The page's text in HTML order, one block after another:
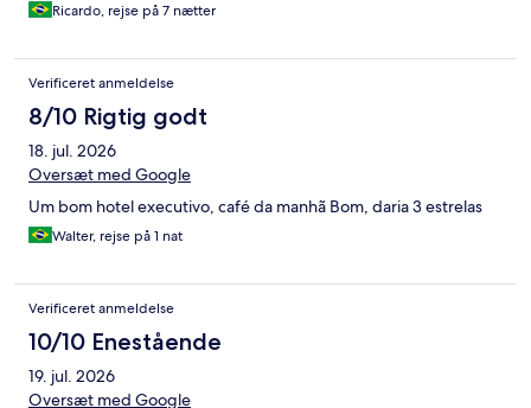
Ricardo, rejse på 7 nætter
Verificeret anmeldelse
8/10 Rigtig godt
18. jul. 2026
Oversæt med Google
Um bom hotel executivo, café da manhã Bom, daria 3 estrelas
Walter, rejse på 1 nat
Verificeret anmeldelse
10/10 Enestående
19. jul. 2026
Oversæt med Google